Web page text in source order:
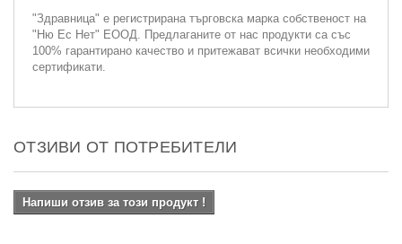
"Здравница" е регистрирана търговска марка собственост на
"Ню Ес Нет" ЕООД. Предлаганите от нас продукти са със
100% гарантирано качество и притежават всички необходими
сертификати.
ОТЗИВИ ОТ ПОТРЕБИТЕЛИ
Напиши отзив за този продукт !